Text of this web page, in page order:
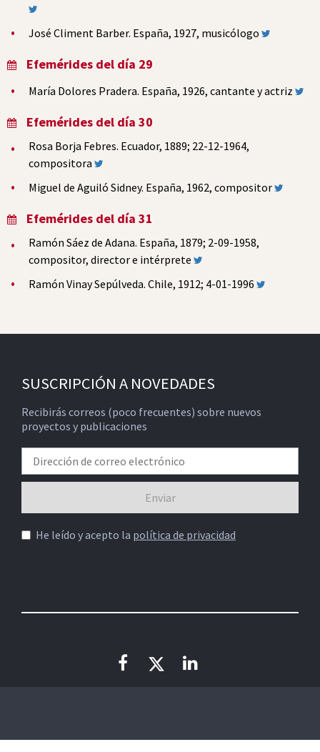
José Climent Barber. España, 1927, musicólogo
Efemérides del día 29
María Dolores Pradera. España, 1926, cantante y actriz
Efemérides del día 30
Rosa Borja Febres. Ecuador, 1889; 22-12-1964,
compositora
Miguel de Aguiló Sidney. España, 1962, compositor
Efemérides del día 31
Ramón Sáez de Adana. España, 1879; 2-09-1958,
compositor, director e intérprete
Ramón Vinay Sepúlveda. Chile, 1912; 4-01-1996
SUSCRIPCIÓN A NOVEDADES
Recibirás correos (poco frecuentes) sobre nuevos
proyectos y publicaciones
He leído y acepto la política de privacidad